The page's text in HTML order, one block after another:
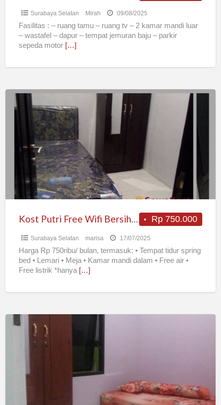
Surabaya Selatan Mirah 09/08/2025
Fasilitas : – ruang tamu – ruang tv – 2 kamar mandi luar
– wastafel – dapur – tempat jemuran baju – parkir
sepeda motor […]
Kost
Putri
Bersih
Nyaman
Rp 750.000
Kost Putri Free Wifi Bersih dan Nyaman
Surabaya Selatan marisa 17/07/2025
Harga Rp 750ribu/ bulan, termasuk: • Tempat tidur spring
bed • Lemari • Meja • Kamar mandi dalam • Free air •
Free listrik *hanya […]
Kost
Krukah/Ngagel/Bratang